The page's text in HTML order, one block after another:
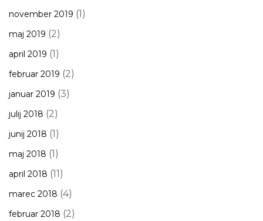
november 2019 (1)
maj 2019 (2)
april 2019 (1)
februar 2019 (2)
januar 2019 (3)
julij 2018 (2)
junij 2018 (1)
maj 2018 (1)
april 2018 (11)
marec 2018 (4)
februar 2018 (2)